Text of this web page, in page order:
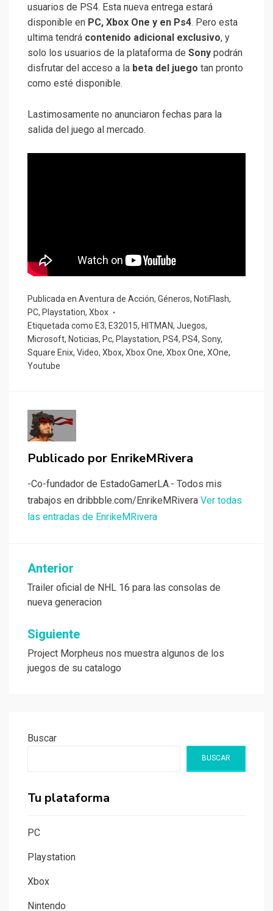
usuarios de PS4. Esta nueva entrega estará
disponible en PC, Xbox One y en Ps4. Pero esta
ultima tendrá contenido adicional exclusivo, y
solo los usuarios de la plataforma de Sony podrán
disfrutar del acceso a la beta del juego tan pronto
como esté disponible.
Lastimosamente no anunciaron fechas para la
salida del juego al mercado.
Publicada en Aventura de Acción, Géneros, NotiFlash,
PC, Playstation, Xbox
Etiquetada como E3, E32015, HITMAN, Juegos,
Microsoft, Noticias, Pc, Playstation, PS4, PS4, Sony,
Square Enix, Video, Xbox, Xbox One, Xbox One, XOne,
Youtube
Publicado por EnrikeMRivera
-Co-fundador de EstadoGamerLA.- Todos mis
trabajos en dribbble.com/EnrikeMRivera Ver todas
las entradas de EnrikeMRivera
Navegación
de
entradas
Anterior
Trailer oficial de NHL 16 para las consolas de
nueva generacion
Siguiente
Project Morpheus nos muestra algunos de los
juegos de su catalogo
Buscar
BUSCAR
Tu plataforma
PC
Playstation
Xbox
Nintendo